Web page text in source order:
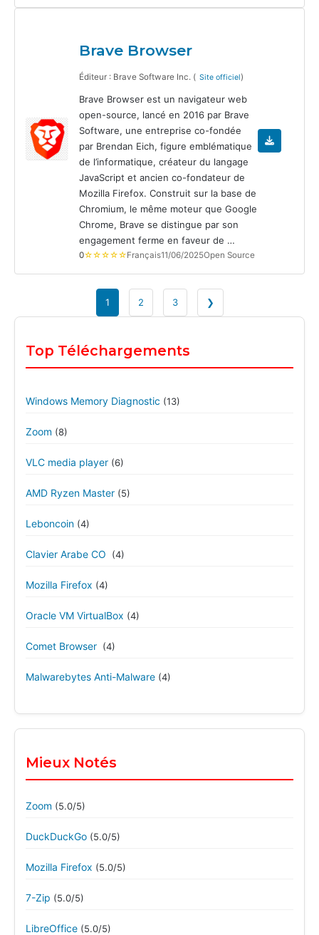
Brave Browser
Éditeur : Brave Software Inc. ( Site officiel)
Brave Browser est un navigateur web
open-source, lancé en 2016 par Brave
Software, une entreprise co-fondée
par Brendan Eich, figure emblématique
de l’informatique, créateur du langage
JavaScript et ancien co-fondateur de
Mozilla Firefox. Construit sur la base de
Chromium, le même moteur que Google
Chrome, Brave se distingue par son
engagement ferme en faveur de …
0☆☆☆☆☆Français11/06/2025Open Source
1 2 3 ❯
Top Téléchargements
Windows Memory Diagnostic (13)
Zoom (8)
VLC media player (6)
AMD Ryzen Master (5)
Leboncoin (4)
Clavier Arabe CO (4)
Mozilla Firefox (4)
Oracle VM VirtualBox (4)
Comet Browser (4)
Malwarebytes Anti-Malware (4)
Mieux Notés
Zoom (5.0/5)
DuckDuckGo (5.0/5)
Mozilla Firefox (5.0/5)
7-Zip (5.0/5)
LibreOffice (5.0/5)